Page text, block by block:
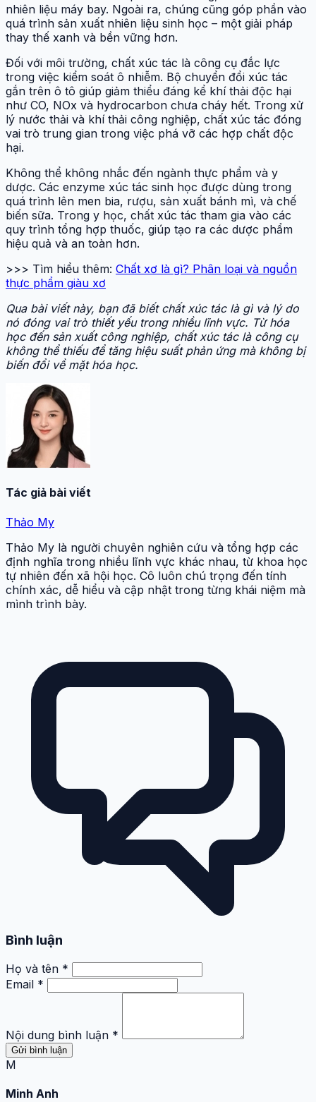
nhiên liệu máy bay. Ngoài ra, chúng cũng góp phần vào
quá trình sản xuất nhiên liệu sinh học – một giải pháp
thay thế xanh và bền vững hơn.
Đối với môi trường, chất xúc tác là công cụ đắc lực
trong việc kiểm soát ô nhiễm. Bộ chuyển đổi xúc tác
gắn trên ô tô giúp giảm thiểu đáng kể khí thải độc hại
như CO, NOx và hydrocarbon chưa cháy hết. Trong xử
lý nước thải và khí thải công nghiệp, chất xúc tác đóng
vai trò trung gian trong việc phá vỡ các hợp chất độc
hại.
Không thể không nhắc đến ngành thực phẩm và y
dược. Các enzyme xúc tác sinh học được dùng trong
quá trình lên men bia, rượu, sản xuất bánh mì, và chế
biến sữa. Trong y học, chất xúc tác tham gia vào các
quy trình tổng hợp thuốc, giúp tạo ra các dược phẩm
hiệu quả và an toàn hơn.
>>> Tìm hiểu thêm: Chất xơ là gì? Phân loại và nguồn
thực phẩm giàu xơ
Qua bài viết này, bạn đã biết chất xúc tác là gì và lý do
nó đóng vai trò thiết yếu trong nhiều lĩnh vực. Từ hóa
học đến sản xuất công nghiệp, chất xúc tác là công cụ
không thể thiếu để tăng hiệu suất phản ứng mà không bị
biến đổi về mặt hóa học.
Tác giả bài viết
Thảo My
Thảo My là người chuyên nghiên cứu và tổng hợp các
định nghĩa trong nhiều lĩnh vực khác nhau, từ khoa học
tự nhiên đến xã hội học. Cô luôn chú trọng đến tính
chính xác, dễ hiểu và cập nhật trong từng khái niệm mà
mình trình bày.
Bình luận
Họ và tên *
Email *
Nội dung bình luận *
Gửi bình luận
M
Minh Anh